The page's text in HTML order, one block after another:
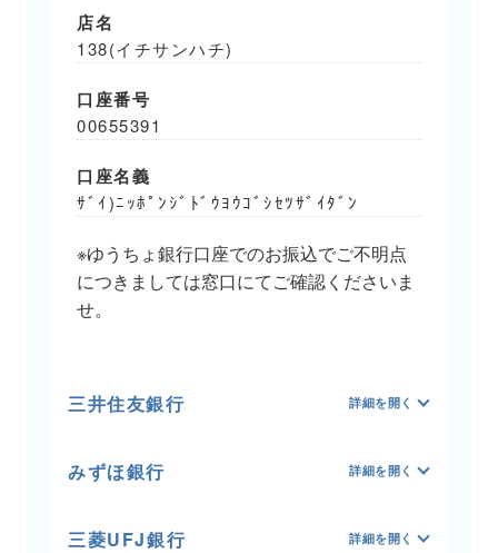
店名
138(イチサンハチ)
口座番号
00655391
口座名義
ｻﾞｲ)ﾆｯﾎﾟﾝｼﾞﾄﾞｳﾖｳｺﾞｼｾﾂｻﾞｲﾀﾞﾝ
※ゆうちょ銀行口座でのお振込でご不明点
につきましては窓口にてご確認くださいま
せ。
三井住友銀行
みずほ銀行
三菱UFJ銀行